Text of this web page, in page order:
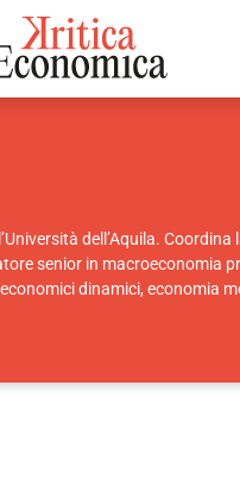
dell’Aquila.
senior in macroeconomia
dinamici, economia